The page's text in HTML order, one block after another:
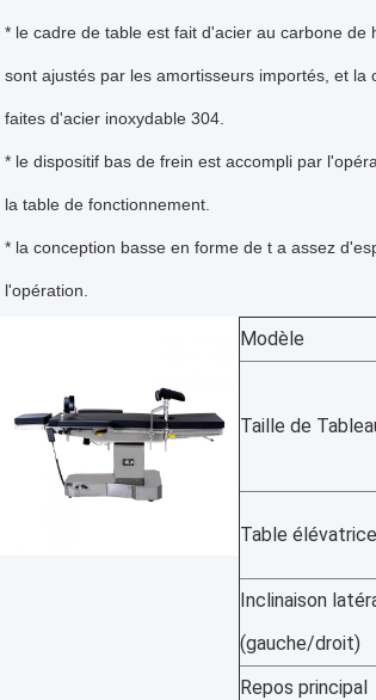
* le cadre de table est fait d'acier au carbone
sont ajustés par les amortisseurs importés, et
faites d'acier inoxydable 304.
* le dispositif bas de frein est accompli par
la table de fonctionnement.
* la conception basse en forme de t a assez
l'opération.
Modèle
Taille de
Table élévatrice
Inclinaison
(gauche/droit)
Repos principal